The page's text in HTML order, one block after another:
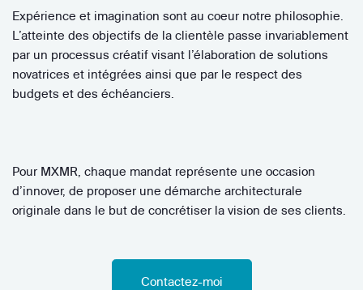
Expérience et imagination sont au coeur notre philosophie.
L’atteinte des objectifs de la clientèle passe invariablement
par un processus créatif visant l’élaboration de solutions
novatrices et intégrées ainsi que par le respect des
budgets et des échéanciers.
Pour MXMR, chaque mandat représente une occasion
d’innover, de proposer une démarche architecturale
originale dans le but de concrétiser la vision de ses clients.
Contactez-moi